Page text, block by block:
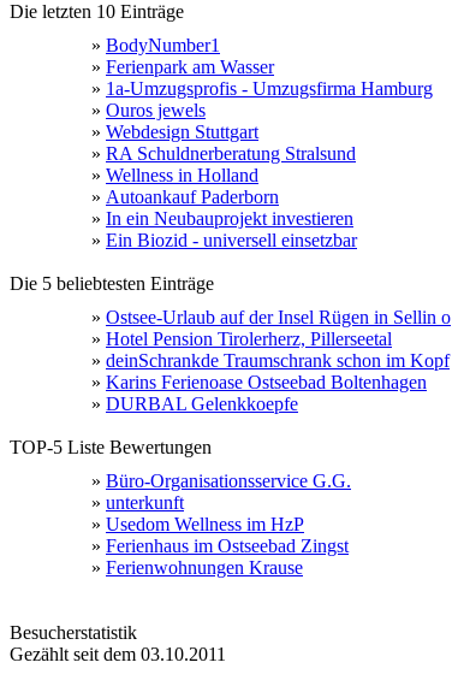
Die letzten 10 Einträge
» BodyNumber1
» Ferienpark am Wasser
» 1a-Umzugsprofis - Umzugsfirma Hamburg
» Ouros jewels
» Webdesign Stuttgart
» RA Schuldnerberatung Stralsund
» Wellness in Holland
» Autoankauf Paderborn
» In ein Neubauprojekt investieren
» Ein Biozid - universell einsetzbar
Die 5 beliebtesten Einträge
» Ostsee-Urlaub auf der Insel Rügen in Sellin o
» Hotel Pension Tirolerherz, Pillerseetal
» deinSchrankde Traumschrank schon im Kopf
» Karins Ferienoase Ostseebad Boltenhagen
» DURBAL Gelenkkoepfe
TOP-5 Liste Bewertungen
» Büro-Organisationsservice G.G.
» unterkunft
» Usedom Wellness im HzP
» Ferienhaus im Ostseebad Zingst
» Ferienwohnungen Krause
Besucherstatistik
Gezählt seit dem 03.10.2011